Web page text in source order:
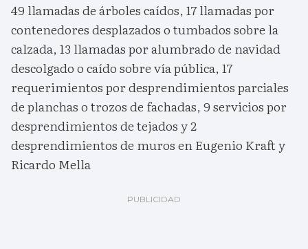
49 llamadas de árboles caídos, 17 llamadas por
contenedores desplazados o tumbados sobre la
calzada, 13 llamadas por alumbrado de navidad
descolgado o caído sobre vía pública, 17
requerimientos por desprendimientos parciales
de planchas o trozos de fachadas, 9 servicios por
desprendimientos de tejados y 2
desprendimientos de muros en Eugenio Kraft y
Ricardo Mella